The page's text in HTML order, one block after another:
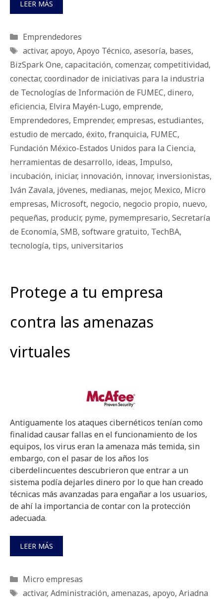
LEER MÁS
Categorías
Emprendedores
Etiquetas
activar, apoyo, Apoyo Técnico, asesoría, bases,
BizSpark One, capacitación, comenzar, competitividad,
conectar, coordinador de iniciativas para la industria
de Tecnologías de Información de FUMEC, dinero,
eficiencia, Elvira Mayén-Lugo, emprende,
Emprendedores, Emprender, empresas, estudiantes,
estudio de mercado, éxito, franquicia, FUMEC,
Fundación México-Estados Unidos para la Ciencia,
herramientas de desarrollo, ideas, Impulso,
incubación, iniciar, innovación, innovar, inversionistas,
Iván Zavala, jóvenes, medianas, mejor, Mexico, Micro
empresas, Microsoft, negocio, negocio propio, nuevo,
pequeñas, producir, pyme, pymempresario, Secretaría
de Economía, SMB, software gratuito, TechBA,
tecnología, tips, universitarios
Protege a tu empresa
contra las amenazas
virtuales
Antiguamente los ataques cibernéticos tenían como
finalidad causar fallas en el funcionamiento de los
equipos, los virus eran la amenaza más temida, sin
embargo, con el pasar de los años los
ciberdelincuentes descubrieron que entrar a un
sistema podía dejarles dinero por lo que han creado
técnicas más avanzadas para engañar a los usuarios,
de ahí la importancia de contar con la protección
adecuada.
LEER MÁS
Categorías
Micro empresas
Etiquetas
activar, Administración, amenazas, apoyo, Ariadna